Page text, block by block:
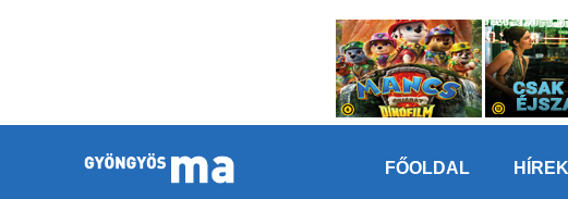
FŐOLDAL HÍREK